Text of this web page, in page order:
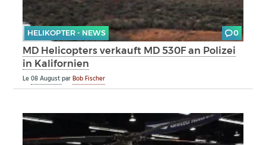
HELIKOPTER - NEWS 0
MD Helicopters verkauft MD 530F an Polizei
in Kalifornien
Le08 AugustparBob Fischer